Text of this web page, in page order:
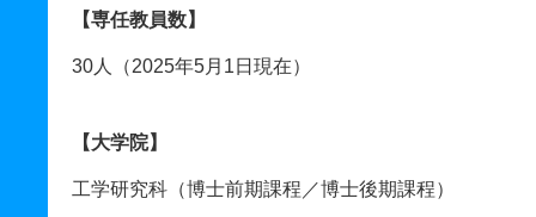
【専任教員数】
30人（2025年5月1日現在）
【大学院】
工学研究科（博士前期課程／博士後期課程）